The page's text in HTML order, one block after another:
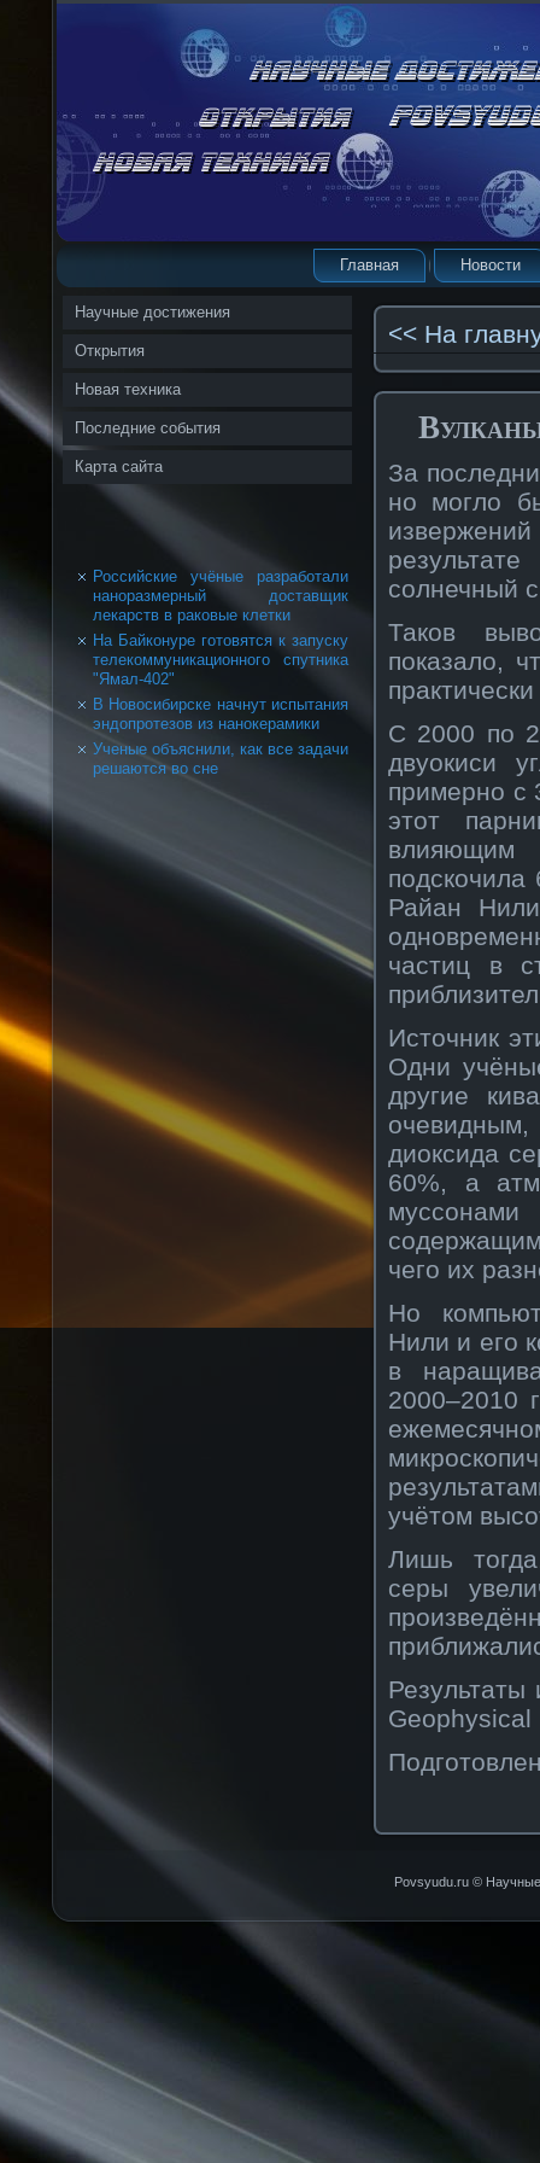
Главная Новости
Научные достижения
Открытия
Новая техника
Последние события
Карта сайта
Российские учёные разработали
наноразмерный доставщик
лекарств в раковые клетки
На Байконуре готовятся к запуску
телекоммуникационного спутника
"Ямал-402"
В Новосибирске начнут испытания
эндопротезов из нанокерамики
Ученые объяснили, как все задачи
решаются во сне
<< На
За
но могло
солнечный
Таков
показало,
С 2000 по
двуокиси
примерно с
этот
влияющим
подскочила
Райан
частиц в
Источник
Одни
другие
диоксида
60%, а
чего их
Но
Нили и его
в
2000–2010
учётом
Лишь
серы
Результаты
Geophysical
Povsyudu.ru © Научные